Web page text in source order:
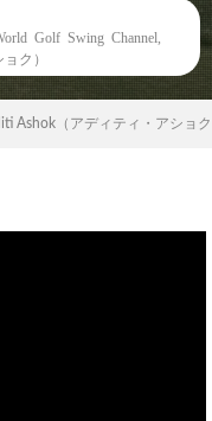
Golf Swing Channel
ク）
Ashok（アディティ・アショ